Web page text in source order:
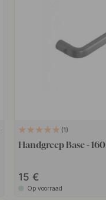
1
Handgreep Base -
15 €
Op voorraad